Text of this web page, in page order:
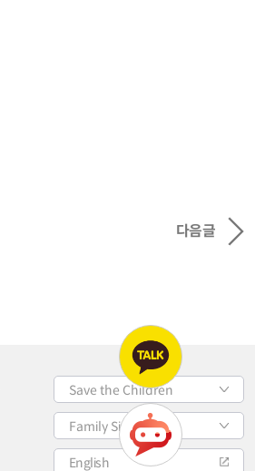
다음글
Save the Children
Family Site
English